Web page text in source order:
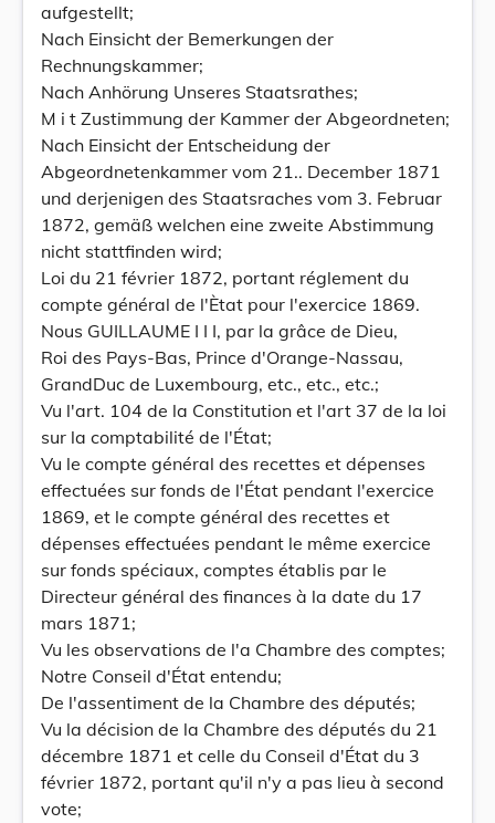
aufgestellt;
Nach Einsicht der Bemerkungen der
Rechnungskammer;
Nach Anhörung Unseres Staatsrathes;
M i t Zustimmung der Kammer der Abgeordneten;
Nach Einsicht der Entscheidung der
Abgeordnetenkammer vom 21.. December 1871
und derjenigen des Staatsraches vom 3. Februar
1872, gemäß welchen eine zweite Abstimmung
nicht stattfinden wird;
Loi du 21 février 1872, portant réglement du
compte général de l'Ètat pour l'exercice 1869.
Nous GUILLAUME I I I, par la grâce de Dieu,
Roi des Pays-Bas, Prince d'Orange-Nassau,
GrandDuc de Luxembourg, etc., etc., etc.;
Vu l'art. 104 de la Constitution et l'art 37 de la loi
sur la comptabilité de l'État;
Vu le compte général des recettes et dépenses
effectuées sur fonds de l'État pendant l'exercice
1869, et le compte général des recettes et
dépenses effectuées pendant le même exercice
sur fonds spéciaux, comptes établis par le
Directeur général des finances à la date du 17
mars 1871;
Vu les observations de l'a Chambre des comptes;
Notre Conseil d'État entendu;
De l'assentiment de la Chambre des députés;
Vu la décision de la Chambre des députés du 21
décembre 1871 et celle du Conseil d'État du 3
février 1872, portant qu'il n'y a pas lieu à second
vote;